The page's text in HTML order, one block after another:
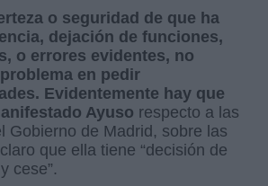
o seguridad de que ha
dejación de funciones,
o errores evidentes, no
en pedir
Evidentemente hay que
Ayuso respecto a las
Gobierno de Madrid, sobre las
que ella tiene “decisión de
cese”.